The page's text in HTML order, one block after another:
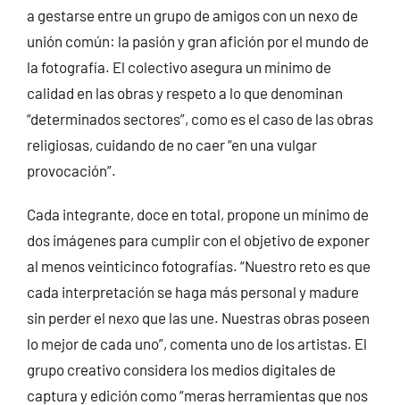
a gestarse entre un grupo de amigos con un nexo de
unión común: la pasión y gran afición por el mundo de
la fotografía. El colectivo asegura un mínimo de
calidad en las obras y respeto a lo que denominan
“determinados sectores”, como es el caso de las obras
religiosas, cuidando de no caer “en una vulgar
provocación”.
Cada integrante, doce en total, propone un mínimo de
dos imágenes para cumplir con el objetivo de exponer
al menos veinticinco fotografías. “Nuestro reto es que
cada interpretación se haga más personal y madure
sin perder el nexo que las une. Nuestras obras poseen
lo mejor de cada uno”, comenta uno de los artistas. El
grupo creativo considera los medios digitales de
captura y edición como “meras herramientas que nos